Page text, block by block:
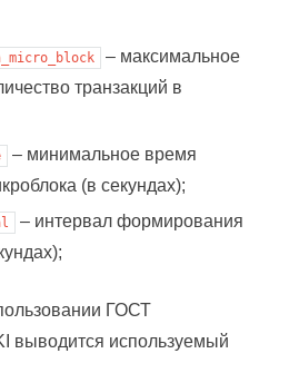
– максимальное
транзакций в
– минимальное время
(в секундах);
– интервал формирования
ГОСТ
выводится используемый